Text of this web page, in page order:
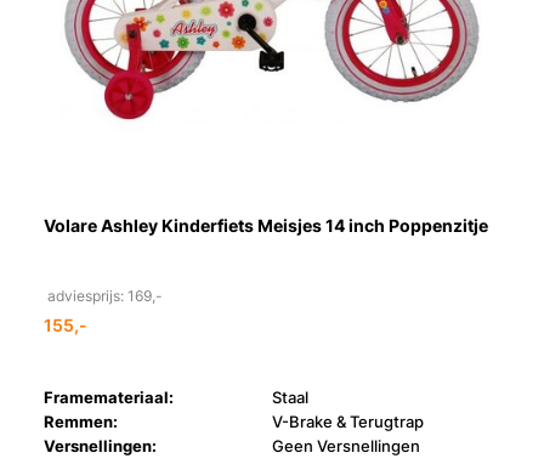
Volare Ashley Kinderfiets Meisjes 14 inch Poppenzitje
adviesprijs: 169,-
155,-
Framemateriaal:
Staal
Remmen:
V-Brake & Terugtrap
Versnellingen:
Geen Versnellingen